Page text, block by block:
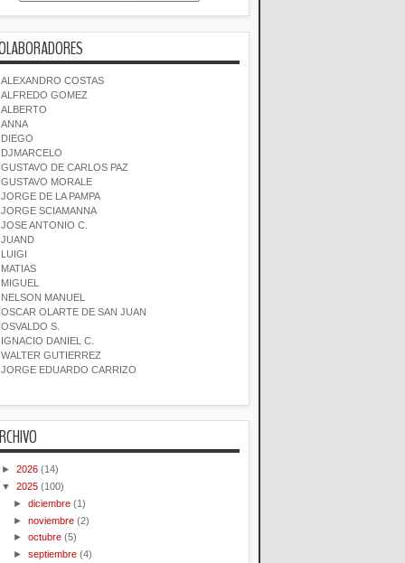
ALEXANDRO COSTAS
ALFREDO GOMEZ
ALBERTO
ANNA
DIEGO
DJMARCELO
GUSTAVO DE CARLOS PAZ
GUSTAVO MORALE
JORGE DE LA PAMPA
JORGE SCIAMANNA
JOSE ANTONIO C.
JUAND
LUIGI
MATIAS
MIGUEL
NELSON MANUEL
OSCAR OLARTE DE SAN JUAN
OSVALDO S.
IGNACIO DANIEL C.
WALTER GUTIERREZ
JORGE EDUARDO CARRIZO
► 2026 (14)
▼ 2025 (100)
►diciembre (1)
►noviembre (2)
►octubre (5)
►septiembre (4)